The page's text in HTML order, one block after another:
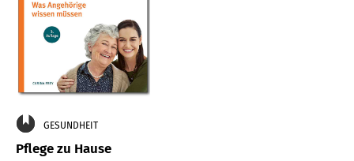
GESUNDHEIT
Pflege zu Hause